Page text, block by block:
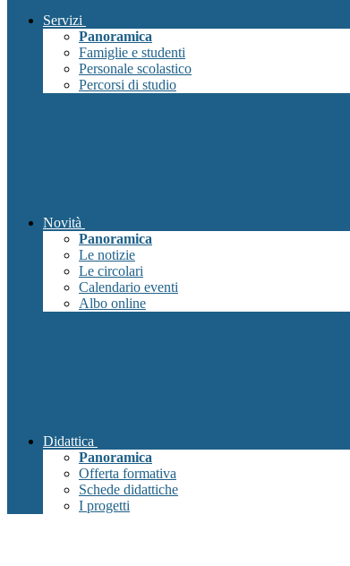
Servizi
Panoramica
Famiglie e studenti
Personale scolastico
Percorsi di studio
Novità
Panoramica
Le notizie
Le circolari
Calendario eventi
Albo online
Didattica
Panoramica
Offerta formativa
Schede didattiche
I progetti